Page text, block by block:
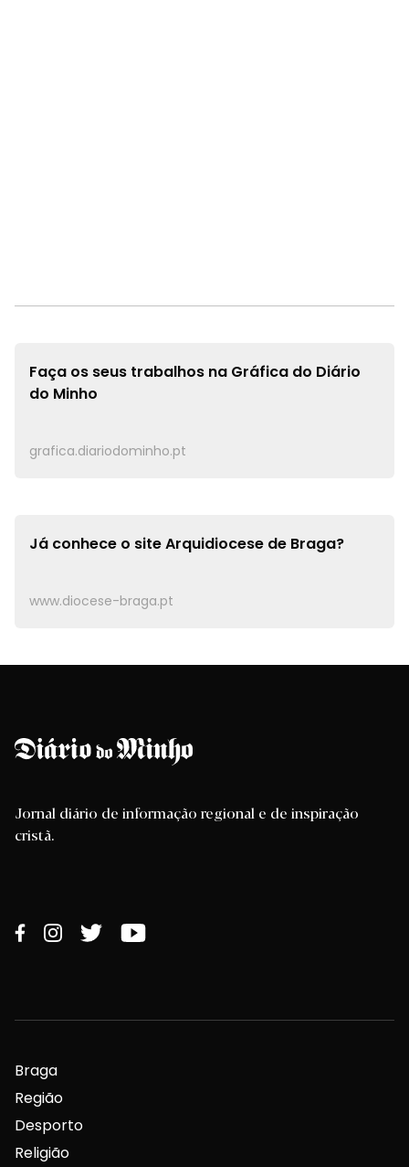
Faça os seus trabalhos na Gráfica do Diário
do Minho
grafica.diariodominho.pt
Já conhece o siteArquidiocese de Braga?
www.diocese-braga.pt
Jornal diário de informação regional e de inspiração
cristã.
Braga
Região
Desporto
Religião